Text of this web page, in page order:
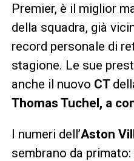
Premier, è il miglior
della squadra, già
record personale di
stagione. Le sue
anche il nuovo CT
Thomas Tuchel, a
I numeri dell’Aston
sembrano da